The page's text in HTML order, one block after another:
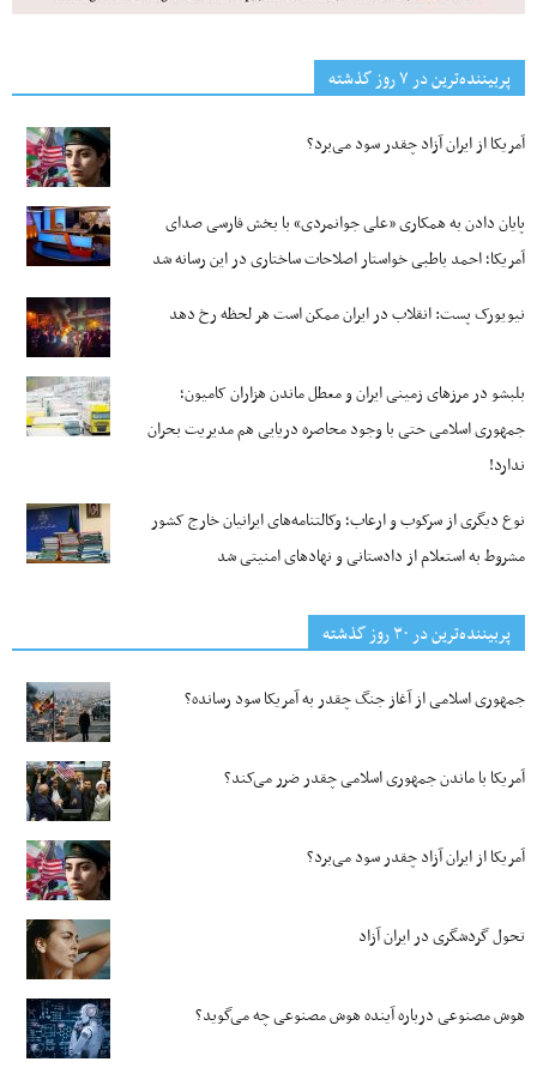
پربیننده‌ترین‌ در ۷ روز گذشته
آمریکا از ایران آزاد چقدر سود می‌برد؟
پایان دادن به همکاری «علی جوانمردی» با بخش فارسی صدای
آمریکا؛ احمد باطبی خواستار اصلاحات ساختاری در این رسانه شد
نیویورک پست: انقلاب در ایران ممکن است هر لحظه رخ دهد
بلبشو در مرزهای زمینی ایران و معطل ماندن هزاران کامیون؛
جمهوری اسلامی حتی با وجود محاصره دریایی هم مدیریت بحران
ندارد!
نوع دیگری از سرکوب و ارعاب؛ وکالتنامه‌های ایرانیان خارج کشور
مشروط به استعلام از دادستانی و نهادهای امنیتی شد
پربیننده‌ترین‌ در ۳۰ روز گذشته
جمهوری اسلامی از آغاز جنگ چقدر به آمریکا سود رسانده؟
آمریکا با ماندن جمهوری اسلامی چقدر ضرر می‌کند؟
آمریکا از ایران آزاد چقدر سود می‌برد؟
تحول گردشگری در ایران آزاد
هوش مصنوعی درباره آینده هوش مصنوعی چه می‌گوید؟